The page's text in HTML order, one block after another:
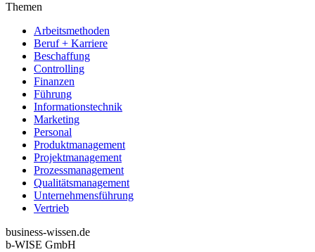
Themen
Arbeitsmethoden
Beruf + Karriere
Beschaffung
Controlling
Finanzen
Führung
Informationstechnik
Marketing
Personal
Produktmanagement
Projektmanagement
Prozessmanagement
Qualitätsmanagement
Unternehmensführung
Vertrieb
business-wissen.de
b-WISE GmbH